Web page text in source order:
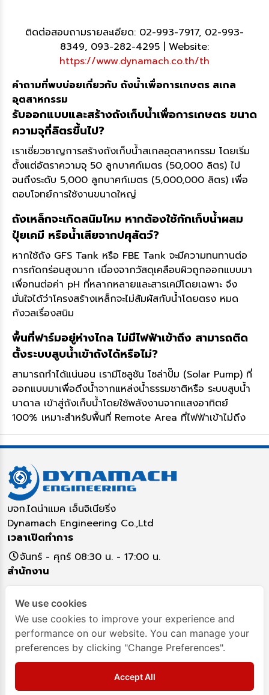
ติดต่อสอบถามรายละเอียด: 02-993-7917, 02-993-
8349, 093-282-4295 | Website:
https://www.dynamach.co.th/th
คำถามที่พบบ่อยเกี่ยวกับ ถังน้ำเพื่อการเกษตร สเกล
อุตสาหกรรม
รับออกแบบและสร้างถังเก็บน้ำเพื่อการเกษตร ขนาด
ความจุกี่ลิตรขึ้นไป?
เราเชี่ยวชาญการสร้างถังเก็บน้ำสเกลอุตสาหกรรม โดยเริ่ม
ตั้งแต่อัตราความจุ 50 ลูกบาศก์เมตร (50,000 ลิตร) ไป
จนถึงระดับ 5,000 ลูกบาศก์เมตร (5,000,000 ลิตร) เพื่อ
ตอบโจทย์การใช้งานขนาดใหญ่
ถังเหล็กจะเกิดสนิมไหม หากต้องใช้กักเก็บน้ำผสม
ปุ๋ยเคมี หรือน้ำเสียจากปศุสัตว์?
หากใช้ถัง GFS Tank หรือ FBE Tank จะมีความทนทานต่อ
การกัดกร่อนสูงมาก เนื่องจากวัสดุเคลือบผิวถูกออกแบบมา
เพื่อทนต่อค่า pH ที่หลากหลายและสารเคมีโดยเฉพาะ จึง
มั่นใจได้ว่าโครงสร้างเหล็กจะไม่สัมผัสกับน้ำโดยตรง หมด
กังวลเรื่องสนิม
พื้นที่ฟาร์มอยู่ห่างไกล ไม่มีไฟฟ้าเข้าถึง สามารถติด
ตั้งระบบสูบน้ำเข้าถังได้หรือไม่?
สามารถทำได้แน่นอน เรามีโซลูชัน โซล่าปั๊ม (Solar Pump) ที่
ออกแบบมาเพื่อดึงน้ำจากแหล่งน้ำธรรมชาติหรือ ระบบสูบน้ำ
บาดาล เข้าสู่ถังเก็บน้ำโดยใช้พลังงานจากแสงอาทิตย์
100% เหมาะสำหรับพื้นที่ Remote Area ที่ไฟฟ้าเข้าไม่ถึง
บจก.ไดน่าแมค เอ็นจิเนียริ่ง
Dynamach Engineering Co.,Ltd
เวลาเปิดทำการ
จันทร์ - ศุกร์ 08:30 น. - 17:00 น.
สำนักงาน
12130
ติดต่อสอบถาม
02-993-791702993-8349093-282-4295
Dynamach-Engineering
We use cookies
We use cookies to improve your experience and
performance on our website. You can manage your
preferences by clicking "Change Preferences".
Accept All